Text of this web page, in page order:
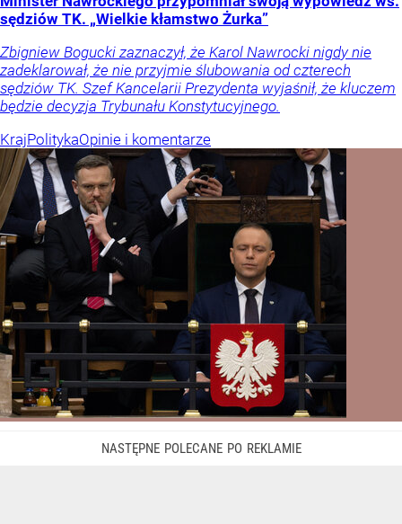
sędziów TK. „Wielkie kłamstwo Żurka”
Zbigniew Bogucki zaznaczył, że Karol Nawrocki nigdy nie
zadeklarował, że nie przyjmie ślubowania od czterech
sędziów TK. Szef Kancelarii Prezydenta wyjaśnił, że kluczem
będzie decyzja Trybunału Konstytucyjnego.
KrajPolitykaOpinie i komentarze